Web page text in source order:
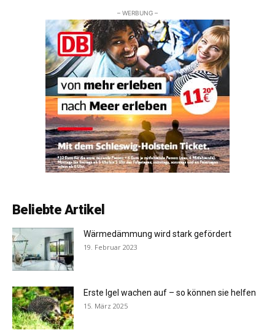
– WERBUNG –
Beliebte Artikel
Wärmedämmung wird stark gefördert
19. Februar 2023
Erste Igel wachen auf – so können sie helfen
15. März 2025